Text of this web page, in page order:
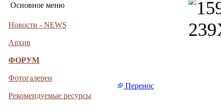
Основное меню
Новости - NEWS
Архив
ФОРУМ
Фотогалереи
Рекомендуемые ресурсы
Перенос